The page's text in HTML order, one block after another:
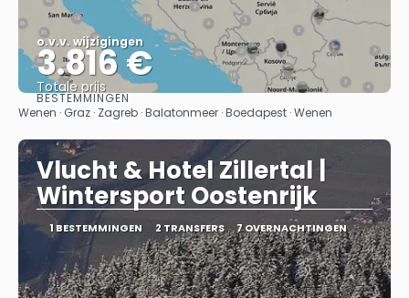
o.v.v. wijzigingen
3.816 €
Totale prijs
Bekijk
BESTEMMINGEN
Wenen · Graz · Zagreb · Balatonmeer · Boedapest · Wenen
Vlucht & Hotel Zillertal |
Wintersport Oostenrijk
1 BESTEMMINGEN 2 TRANSFERS 7 OVERNACHTINGEN